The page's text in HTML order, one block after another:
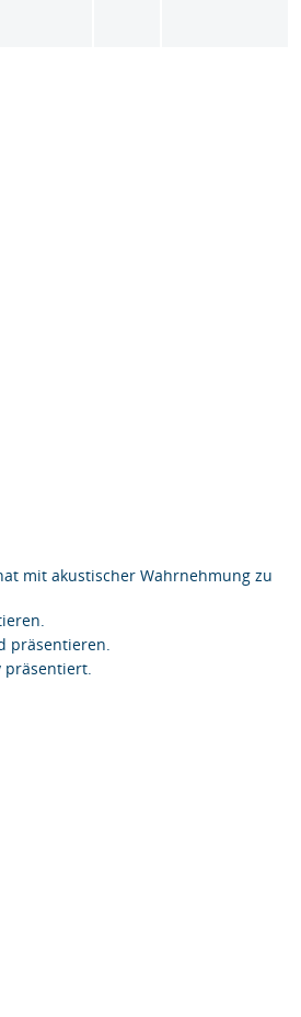
mit akustischer Wahrnehmung zu
präsentieren.
präsentiert.